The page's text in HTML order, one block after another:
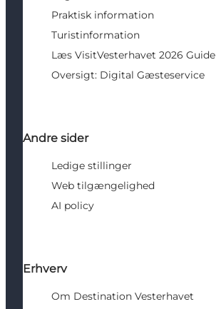
Praktisk information
Turistinformation
Læs VisitVesterhavet 2026 Guide
Oversigt: Digital Gæsteservice
Andre sider
Ledige stillinger
Web tilgængelighed
AI policy
Erhverv
Om Destination Vesterhavet